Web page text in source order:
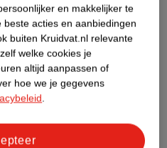
heeft (nog) geen Nature
en makkelijker te
acties en aanbiedingen
buiten Kruidvat.nl relevante
welke cookies je
altijd aanpassen of
hoe we je gegevens
.